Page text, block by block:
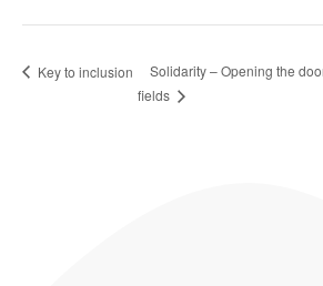
Key to inclusion
Solidarity – Opening the
fields